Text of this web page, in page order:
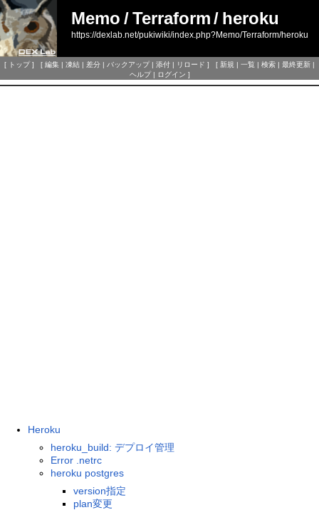
Memo /Terraform/ heroku
https://dexlab.net/pukiwiki/index.php?Memo/Terraform/heroku
[ トップ] [ 編集 | 凍結 | 差分 | バックアップ| 添付 | リロード ] [ 新規 | 一覧 | 検索 | 最終更新 |
ヘルプ| ログイン ]
Heroku
heroku_build: デプロイ管理
Error .netrc
heroku postgres
version指定
plan変更